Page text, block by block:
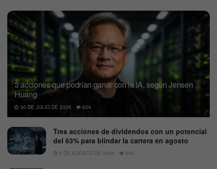
3 acciones que podrían ganar con la IA, según Jensen
Huang
30 DE JULIO DE 2026 824
Tres acciones de dividendos con un potencial
del 63% para blindar la cartera en agosto
5 DE AGOSTO DE 2026 580